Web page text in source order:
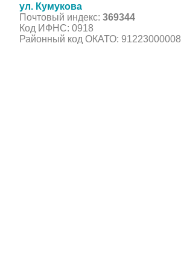
ул. Кумукова
Почтовый индекс: 369344
Код ИФНС: 0918
Районный код ОКАТО: 91223000008